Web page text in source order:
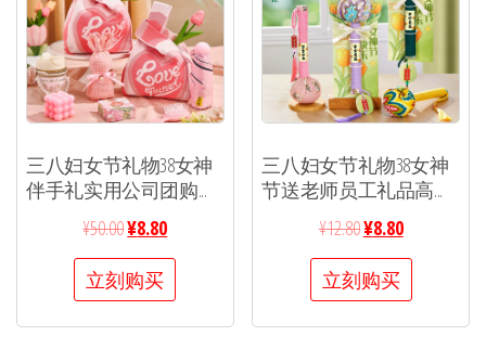
三八妇女节礼物38女神
伴手礼实用公司团购...
¥50.00¥8.80
立刻购买
三八妇女节礼物38女神
节送老师员工礼品高...
¥12.80¥8.80
立刻购买